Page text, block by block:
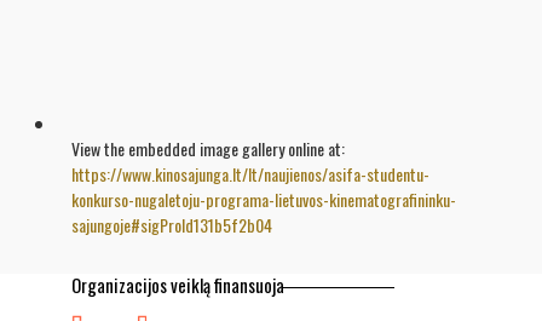
View the embedded image gallery online at:
https://www.kinosajunga.lt/lt/naujienos/asifa-studentu-
konkurso-nugaletoju-programa-lietuvos-kinematografininku-
sajungoje#sigProId131b5f2b04
Organizacijos veiklą finansuoja